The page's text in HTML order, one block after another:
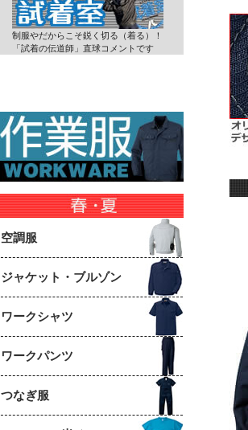
制服やだからこそ鋭く切る（着る）！
「試着の伝道師」直球コメントです
空調服
ジャケット・ブルゾン
ワークシャツ
ワークパンツ
つなぎ服